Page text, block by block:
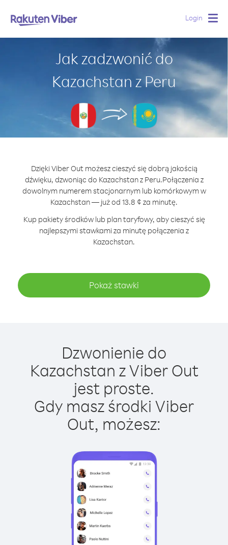
Login
Jak zadzwonić do
Kazachstan z Peru
Dzięki Viber Out możesz cieszyć się dobrą jakością
dźwięku, dzwoniąc do Kazachstan z Peru.Połączenia z
dowolnym numerem stacjonarnym lub komórkowym w
Kazachstan — już od 13.8 ¢ za minutę.
Kup pakiety środków lub plan taryfowy, aby cieszyć się
najlepszymi stawkami za minutę połączenia z
Kazachstan.
Pokaż stawki
Dzwonienie do
Kazachstan z Viber Out
jest proste.
Gdy masz środki Viber
Out, możesz: